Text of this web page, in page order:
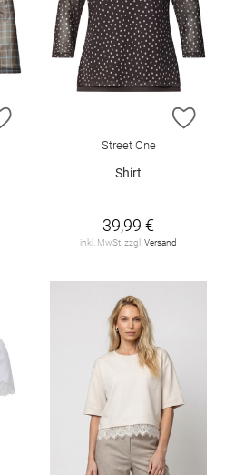
ZUR WUNSCHLISTE HINZUFÜGEN
ZUR
Street One
Shirt
39,99 €
inkl. MwSt. zzgl. Versand